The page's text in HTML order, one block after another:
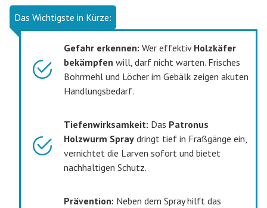
Das Wichtigste in Kürze:
Gefahr erkennen: Wer effektiv Holzkäfer
bekämpfen will, darf nicht warten. Frisches
Bohrmehl und Löcher im Gebälk zeigen akuten
Handlungsbedarf.
Tiefenwirksamkeit: Das Patronus
Holzwurm Spray dringt tief in Fraßgänge ein,
vernichtet die Larven sofort und bietet
nachhaltigen Schutz.
Prävention: Neben dem Spray hilft das